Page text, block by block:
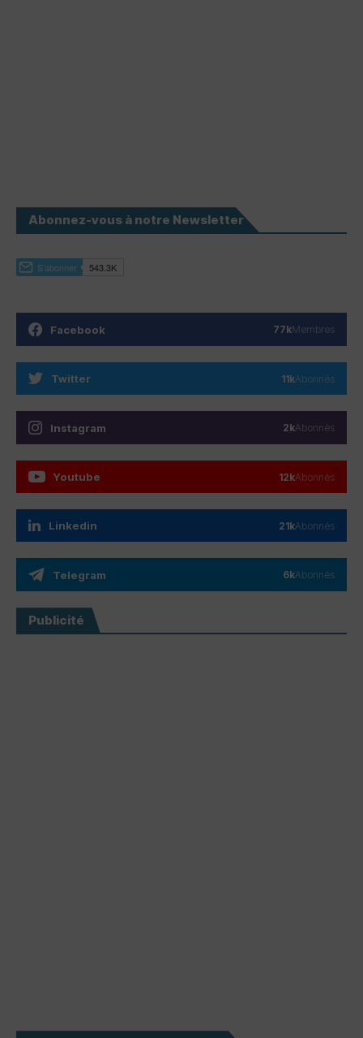
Abonnez-vous à notre Newsletter
Facebook 77kMembres
Twitter 11kAbonnés
Instagram 2kAbonnés
Youtube 12kAbonnés
Linkedin 21kAbonnés
Telegram 6kAbonnés
Publicité